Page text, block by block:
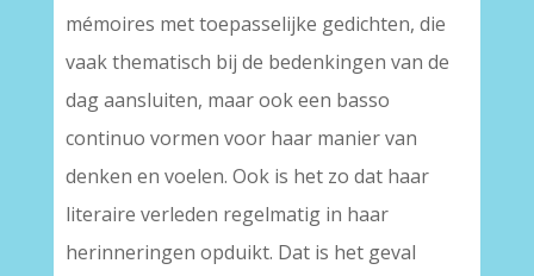
mémoires met toepasselijke gedichten, die
vaak thematisch bij de bedenkingen van de
dag aansluiten, maar ook een basso
continuo vormen voor haar manier van
denken en voelen. Ook is het zo dat haar
literaire verleden regelmatig in haar
herinneringen opduikt. Dat is het geval